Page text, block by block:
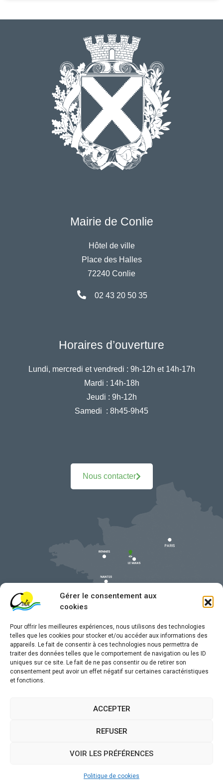
Gérer le consentement aux
cookies
Pour offrir les meilleures expériences, nous utilisons des technologies
telles que les cookies pour stocker et/ou accéder aux informations des
appareils. Le fait de consentir à ces technologies nous permettra de
traiter des données telles que le comportement de navigation ou les ID
uniques sur ce site. Le fait de ne pas consentir ou de retirer son
consentement peut avoir un effet négatif sur certaines caractéristiques
et fonctions.
ACCEPTER
REFUSER
VOIR LES PRÉFÉRENCES
Politique de cookies
Mairie de Conlie
Hôtel de ville
Place des Halles
72240 Conlie
02 43 20 50 35
Horaires d’ouverture
Lundi, mercredi et vendredi : 9h-12h et 14h-17h
Mardi : 14h-18h
Jeudi : 9h-12h
Samedi : 8h45-9h45
Nous contacter
Mentions légales
Traitement de données personnelles
(sites internet de collectivités &